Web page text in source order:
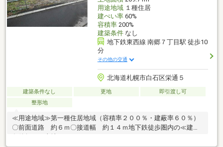
用途地域１種住居
建ぺい率60%
容積率200%
建築条件なし
地下鉄東西線 南郷７丁目駅 徒歩10
分
その他の交通
北海道札幌市白石区栄通５
建築条件なし 更地
即引渡し可
整形地
≪用途地域≫第一種住居地域（容積率２００％・建蔽率６０％）
〇前面道路 約６ｍ〇接道幅 約１４ｍ地下鉄徒歩圏内の≪建築